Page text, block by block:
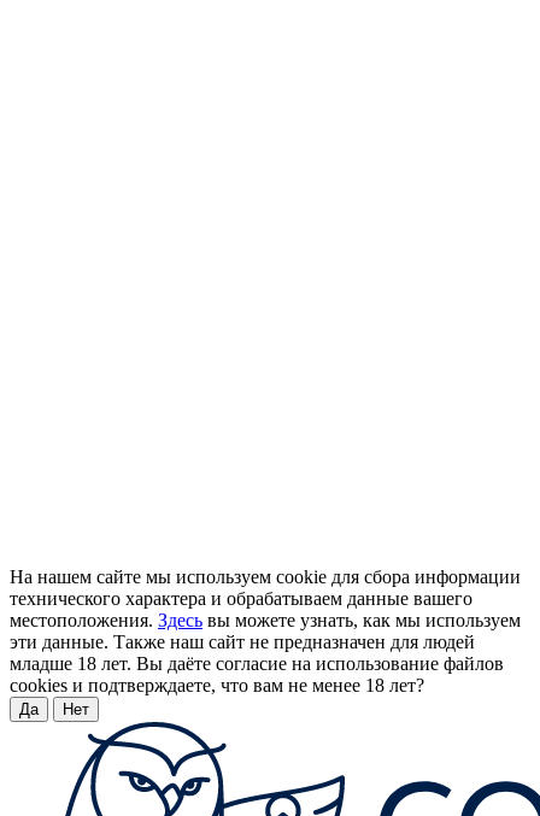
На нашем сайте мы используем cookie для сбора информации
технического характера и обрабатываем данные вашего
местоположения. Здесь вы можете узнать, как мы используем
эти данные. Также наш сайт не предназначен для людей
младше 18 лет. Вы даёте согласие на использование файлов
cookies и подтверждаете, что вам не менее 18 лет?
Да Нет